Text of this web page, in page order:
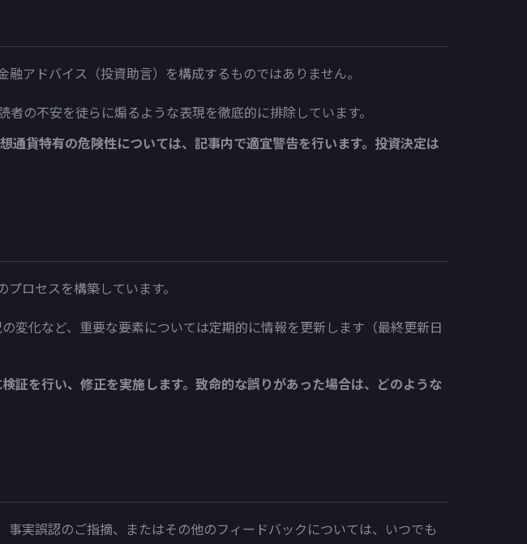
アドバイス（投資助言）を構成するものではありません。
の不安を徒らに煽るような表現を徹底的に排除しています。
通貨特有の危険性については、記事内で適宜警告を行います。投資決定は
ロセスを構築しています。
変化など、重要な要素については定期的に情報を更新します（最終更新日
証を行い、修正を実施します。致命的な誤りがあった場合は、どのような
実誤認のご指摘、またはその他のフィードバックについては、いつでも